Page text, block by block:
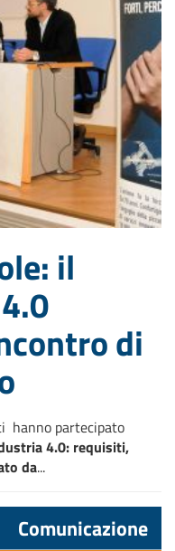
il
di
hanno partecipato
4.0: requisiti,
da...
Comunicazione